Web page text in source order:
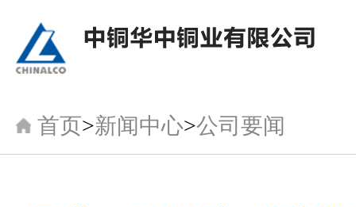
首页>新闻中心>公司要闻